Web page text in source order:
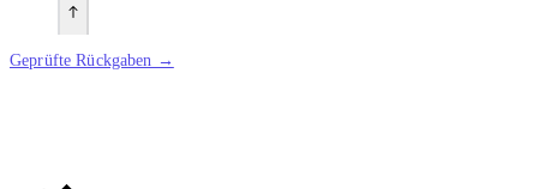
Geprüfte Rückgaben →